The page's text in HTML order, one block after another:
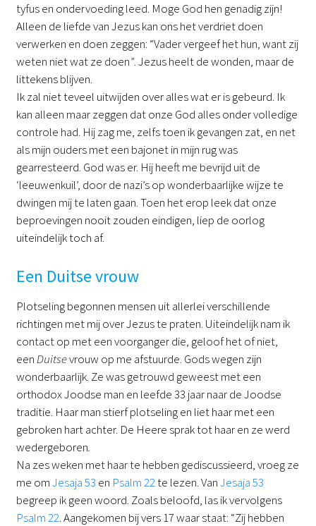
tyfus en ondervoeding leed. Moge God hen genadig zijn!
Alleen de liefde van Jezus kan ons het verdriet doen
verwerken en doen zeggen: “Vader vergeef het hun, want zij
weten niet wat ze doen”. Jezus heelt de wonden, maar de
littekens blijven.
Ik zal niet teveel uitwijden over alles wat er is gebeurd. Ik
kan alleen maar zeggen dat onze God alles onder volledige
controle had. Hij zag me, zelfs toen ik gevangen zat, en net
als mijn ouders met een bajonet in mijn rug was
gearresteerd. God was er. Hij heeft me bevrijd uit de
‘leeuwenkuil’, door de nazi’s op wonderbaarlijke wijze te
dwingen mij te laten gaan. Toen het erop leek dat onze
beproevingen nooit zouden eindigen, liep de oorlog
uiteindelijk toch af.
Een Duitse vrouw
Plotseling begonnen mensen uit allerlei verschillende
richtingen met mij over Jezus te praten. Uiteindelijk nam ik
contact op met een voorganger die, geloof het of niet,
eenDuitsevrouw op me afstuurde. Gods wegen zijn
wonderbaarlijk. Ze was getrouwd geweest met een
orthodox Joodse man en leefde 33 jaar naar de Joodse
traditie. Haar man stierf plotseling en liet haar met een
gebroken hart achter. De Heere sprak tot haar en ze werd
wedergeboren.
Na zes weken met haar te hebben gediscussieerd, vroeg ze
me omJesaja 53 en Psalm 22te lezen. VanJesaja 53
begreep ik geen woord. Zoals beloofd, las ik vervolgens
Psalm 22. Aangekomen bij vers 17 waar staat: “Zij hebben